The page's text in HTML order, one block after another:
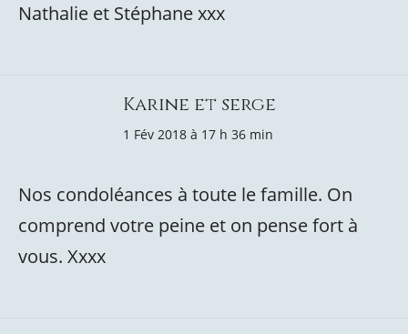
Nathalie et Stéphane xxx
Karine et serge
1 Fév 2018 à 17 h 36 min
Nos condoléances à toute le famille. On
comprend votre peine et on pense fort à
vous. Xxxx